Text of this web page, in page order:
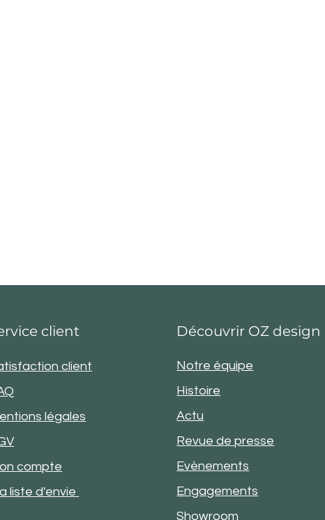
client
client
légales
compte
liste d'envie
Découvrir OZ design
Notre équipe
Histoire
Actu
Revue de presse
Evènements
Engagements
Showroom